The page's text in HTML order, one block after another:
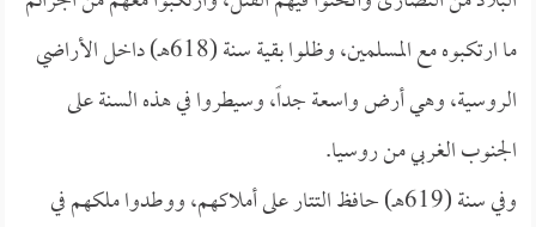
ما ارتكبوه مع المسلمين، وظلوا بقية سنة (618هـ) داخل الأراضي
الروسية، وهي أرض واسعة جداً، وسيطروا في هذه السنة على
الجنوب الغربي من روسيا.
وفي سنة (619هـ) حافظ التتار على أملاكهم، ووطدوا ملكهم في